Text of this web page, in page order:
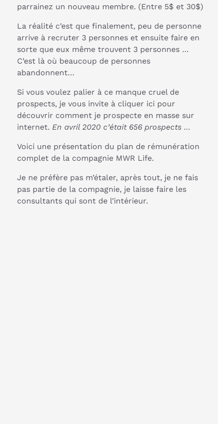
parrainez un nouveau membre. (Entre 5$ et 30$)
La réalité c’est que finalement, peu de personne
arrive à recruter 3 personnes et ensuite faire en
sorte que eux même trouvent 3 personnes …
C’est là où beaucoup de personnes
abandonnent…
Si vous voulez palier à ce manque cruel de
prospects, je vous invite à cliquer ici pour
découvrir comment je prospecte en masse sur
internet. En avril 2020 c’était 656 prospects …
Voici une présentation du plan de rémunération
complet de la compagnie MWR Life.
Je ne préfère pas m’étaler, après tout, je ne fais
pas partie de la compagnie, je laisse faire les
consultants qui sont de l’intérieur.